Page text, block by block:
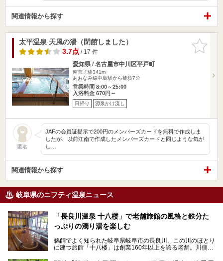
関連情報から探す
お気に入
りに追加
太平温泉 天風の湯（閉館しました）
3.7点/ 17 件
愛知県 / 名古屋市中川区平戸町
南荒子駅341m
あおなみ線中島駅から徒歩7分
営業時間 8:00～25:00
入浴料金 670円～
日帰り 源泉かけ流し
匿名
JAFの会員証提示で200円のメンバーズカードを無料で作成しま
したが、以前江南で作成したメンバーズカードと同じような気が
し…
関連情報から探す
岐阜県のニフティ温泉ニュース
「長良川温泉 十八楼」で老舗旅館の風格と鉄分た
っぷりの濁り湯を楽しむ
鵜飼でよく知られた岐阜県岐阜市の長良川。この川のほとり
に建つ旅館「十八楼」は創業160年以上を誇る老舗。川側の